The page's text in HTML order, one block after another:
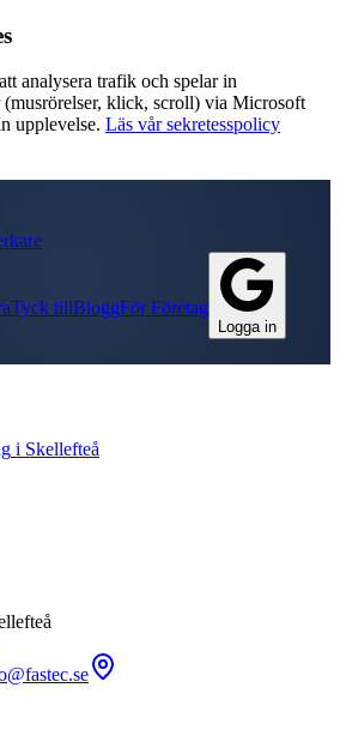
analysera trafik och spelar in
(musrörelser, klick, scroll) via Microsoft
upplevelse. Läs vår sekretesspolicy
Tyck tillBloggFör Företag
Logga in
i Skellefteå